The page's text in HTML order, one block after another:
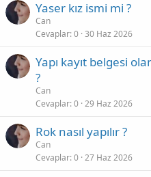
Yaser kız ismi mi ?
Can
Cevaplar 0 30 Haz 2026
Yapı kayıt belgesi
?
Can
Cevaplar 0 29 Haz 2026
Rok nasıl yapılır ?
Can
Cevaplar 0 27 Haz 2026